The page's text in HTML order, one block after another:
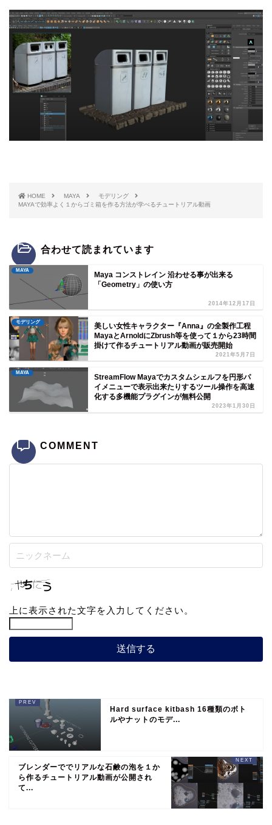
HOME MAYA
モデリング
MAYAで効率よく１からゴミ箱を作る方法が学べるチュートリアル動画
合わせて読まれています
MAYA
Maya コンストレイン 沿わせる事が出来る
「Geometry」の使い方
2014年12月17日
モデリング
美しい女性キャラクター『Anna』の全製作工程
MayaとArnoldにZbrush等を使って１から23時間
掛けて作るチュートリアル動画が販売開始
2021年5月7日
MAYA
StreamFlow Mayaでカスタムシェルフを円形パ
イメニューで表示出来たりするツール操作を高速
化する多機能プラグインが無料公開
2023年1月30日
COMMENT
上に表示された文字を入力してください。
Hard surface kitbash 16種類のボト
ルやナットのモデ...
ブレンダーででリアルな石鹸の泡を１か
ら作るチュートリアル動画が公開され
て...